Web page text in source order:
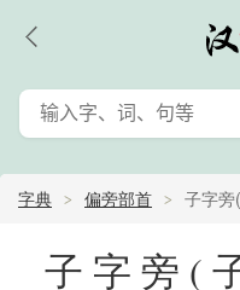
字典 偏旁部首 子字旁
子字旁(